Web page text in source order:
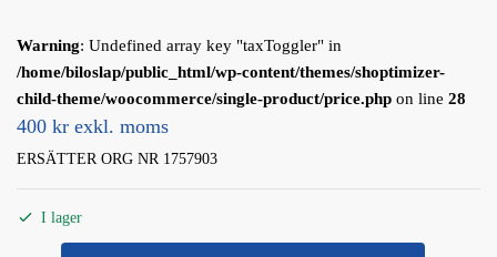
Warning: Undefined array key "taxToggler" in
/home/biloslap/public_html/wp-content/themes/shoptimizer-
child-theme/woocommerce/single-product/price.php on line 28
400 kr exkl. moms
ERSÄTTER ORG NR 1757903
I lager